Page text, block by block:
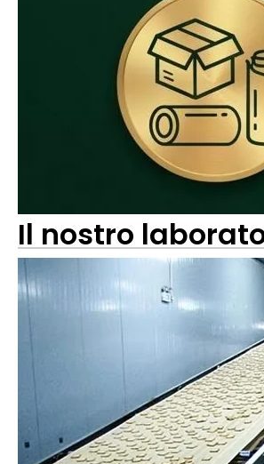
Il nostro